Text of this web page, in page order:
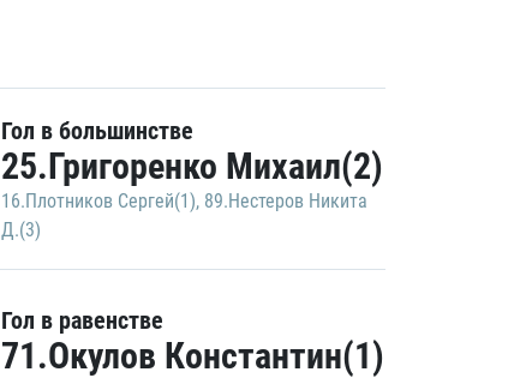
Гол в большинстве
25.Григоренко Михаил(2)
16.Плотников Сергей(1), 89.Нестеров Никита
Д.(3)
Гол в равенстве
71.Окулов Константин(1)